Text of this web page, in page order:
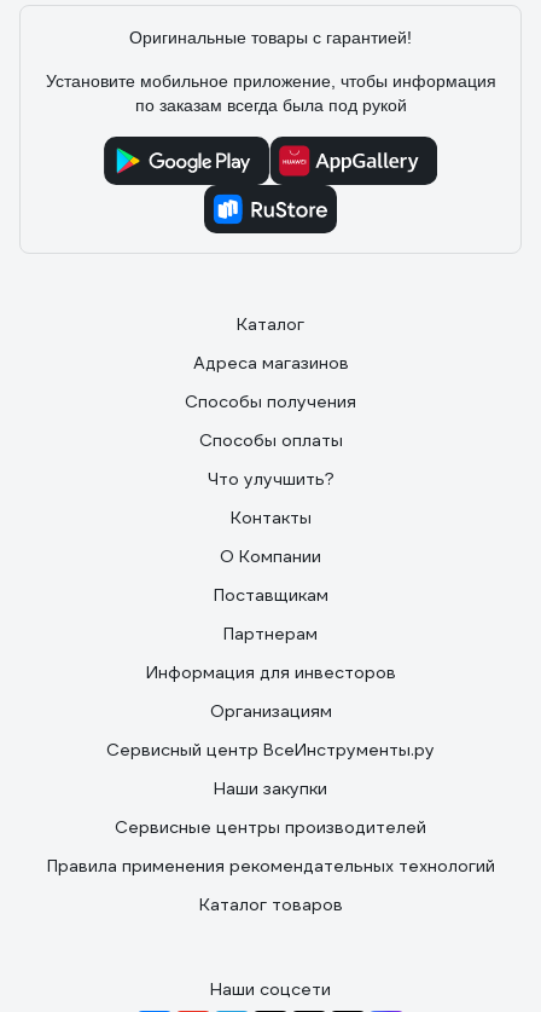
разную пятнистость стен. Немного густоватая
валиком... Хватило на комнату 16 м. и прихожую 7 м.
Рекомендую.
Оригинальные товары с гарантией!
Установите мобильное приложение, чтобы информация
по заказам всегда была под рукой
Каталог
Адреса магазинов
Способы получения
Способы оплаты
Что улучшить?
Контакты
О Компании
Поставщикам
Партнерам
Информация для инвесторов
Организациям
Сервисный центр ВсеИнструменты.ру
Наши закупки
Сервисные центры производителей
Правила применения рекомендательных технологий
Каталог товаров
Наши соцсети